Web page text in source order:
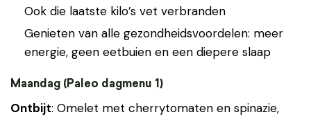
Ook die laatste kilo’s vet verbranden
Genieten van alle gezondheidsvoordelen: meer
energie, geen eetbuien en een diepere slaap
Maandag (Paleo dagmenu 1)
Ontbijt: Omelet met cherrytomaten en spinazie,